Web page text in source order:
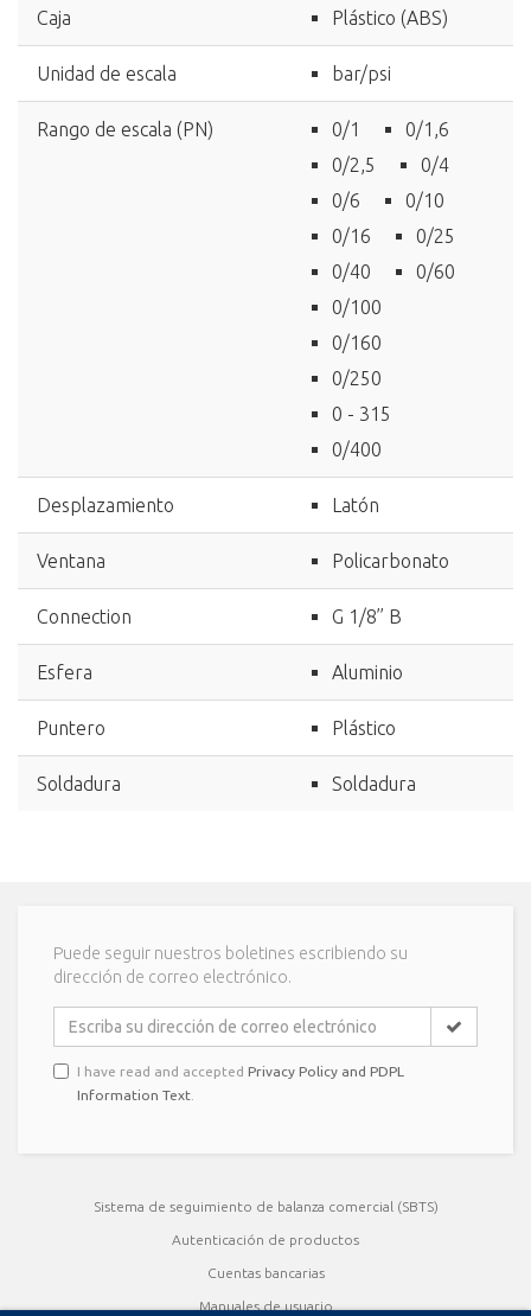
Caja Plástico (ABS)
Unidad de escala bar/psi
Rango de escala (PN) 0/1
0/1,6
0/2,5
0/4
0/6
0/10
0/16
0/25
0/40
0/60
0/100
0/160
0/250
0 - 315
0/400
Desplazamiento Latón
Ventana Policarbonato
Connection G 1/8’’ B
Esfera Aluminio
Puntero Plástico
Soldadura Soldadura
Puede seguir nuestros boletines escribiendo su
dirección de correo electrónico.
I have read and accepted Privacy Policy and PDPL
Information Text
Sistema de seguimiento de balanza comercial (SBTS)
Autenticación de productos
Cuentas bancarias
Manuales de usuario